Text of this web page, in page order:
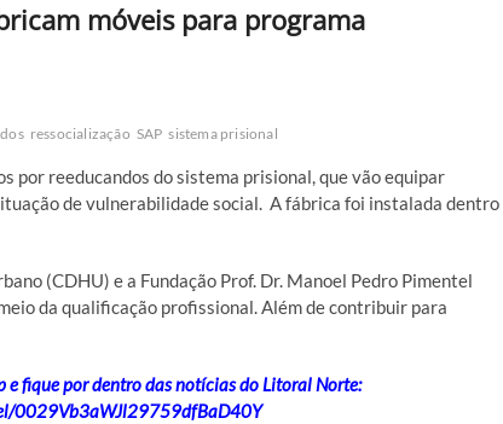
móveis para programa
ressocialização SAP sistema prisional
por reeducandos do sistema prisional, que vão equipar
de vulnerabilidade social. A fábrica foi instalada dentro
(CDHU) e a Fundação Prof. Dr. Manoel Pedro Pimentel
da qualificação profissional. Além de contribuir para
e fique por dentro das notícias do Litoral Norte:
0029Vb3aWJl29759dfBaD40Y